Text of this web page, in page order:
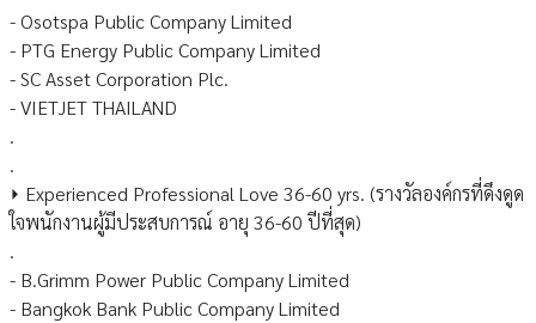
- Osotspa Public Company Limited
- PTG Energy Public Company Limited
- SC Asset Corporation Plc.
- VIETJET THAILAND
.
.
⏵ Experienced Professional Love 36-60 yrs. (รางวัลองค์กรที่ดึงดูด
ใจพนักงานผู้มีประสบการณ์ อายุ 36-60 ปีที่สุด)
.
- B.Grimm Power Public Company Limited
- Bangkok Bank Public Company Limited